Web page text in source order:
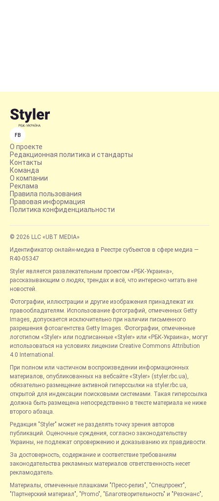
FB
О проекте
Редакционная политика и стандарты
Контакты
Команда
О компании
Реклама
Правила пользования
Правовая информация
Политика конфиденциальности
© 2026 LLC «UBT MEDIA»
Идентификатор онлайн-медиа в Реестре субъектов в сфере медиа —
R40-05347
Styler является развлекательным проектом «РБК-Украина»,
рассказывающим о людях, трендах и всё, что интересно читать вне
новостей.
Фотографии, иллюстрации и другие изображения принадлежат их
правообладателям. Использование фотографий, отмеченных Getty
Images, допускается исключительно при наличии письменного
разрешения фотоагентства Getty Images. Фотографии, отмеченные
логотипом «Styler» или подписанные «Styler» или «РБК-Украина», могут
использоваться на условиях лицензии Creative Commons Attribution
4.0 International.
При полном или частичном воспроизведении информационных
материалов, опубликованных на вебсайте «Styler» (styler.rbc.ua),
обязательно размещение активной гиперссылки на styler.rbc.ua,
открытой для индексации поисковыми системами. Такая гиперссылка
должна быть размещена непосредственно в тексте материала не ниже
второго абзаца.
Редакция "Styler" может не разделять точку зрения авторов
публикаций. Оценочные суждения, согласно законодательству
Украины, не подлежат опровержению и доказыванию их правдивости.
За достоверность, содержание и соответствие требованиям
законодательства рекламных материалов ответственность несет
рекламодатель.
Материалы, отмеченные плашками "Пресс-релиз", "Спецпроект",
"Партнерский материал", "Promo", "Благотворительность" и "Резонанс",